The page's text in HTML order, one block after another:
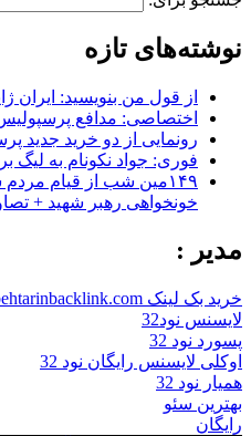
نوشته‌های تازه
از قول من بنویسید: ایران
اختصاصی: مدافع
رونمایی از دو خرید جدید
فوری: جواد نکونام به لیگ
۱۴۹مین شب از قیام
خونخواهی رهبر شهید +
مدیر :
خرید بک لینک behtarinbacklink.com
لایسنس نود32
پسورد نود 32
اوکلی لایسنس رایگان نود 32
همیار نود 32
بهترین سئو
رایگان